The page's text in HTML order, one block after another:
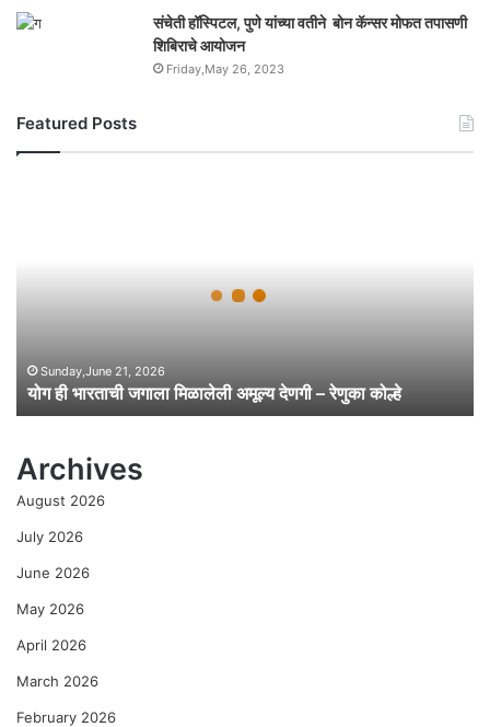
संचेती हॉस्पिटल, पुणे यांच्या वतीने बोन कॅन्सर मोफत तपासणी
शिबिराचे आयोजन
Friday,May 26, 2023
Featured Posts
ला
मि
ले
ली
अ
मू
दे
ण
–
णु
का
Sunday,June 21, 2026
योग ही भारताची जगाला मिळालेली अमूल्य देणगी – रेणुका कोल्हे
Archives
August 2026
July 2026
June 2026
May 2026
April 2026
March 2026
February 2026